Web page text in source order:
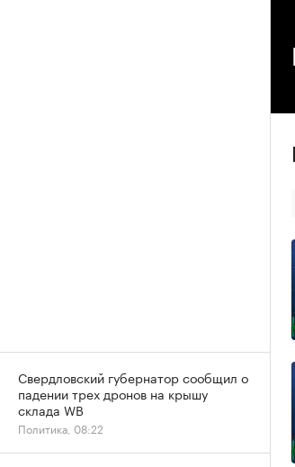
Свердловский губернатор сообщил о
падении трех дронов на крышу
склада WB
Политика, 08:22